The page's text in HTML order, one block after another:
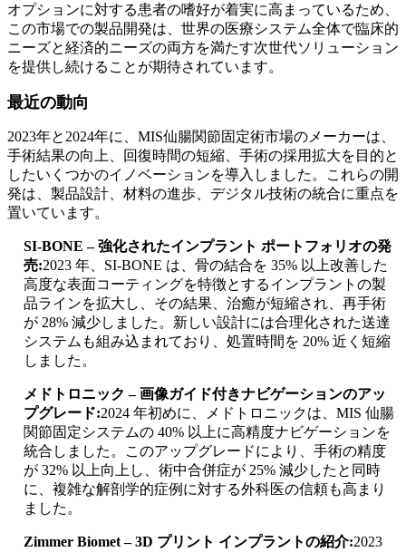
オプションに対する患者の嗜好が着実に高まっているため、
この市場での製品開発は、世界の医療システム全体で臨床的
ニーズと経済的ニーズの両方を満たす次世代ソリューション
を提供し続けることが期待されています。
最近の動向
2023年と2024年に、MIS仙腸関節固定術市場のメーカーは、
手術結果の向上、回復時間の短縮、手術の採用拡大を目的と
したいくつかのイノベーションを導入しました。これらの開
発は、製品設計、材料の進歩、デジタル技術の統合に重点を
置いています。
SI-BONE – 強化されたインプラント ポートフォリオの発
売:2023 年、SI-BONE は、骨の結合を 35% 以上改善した
高度な表面コーティングを特徴とするインプラントの製
品ラインを拡大し、その結果、治癒が短縮され、再手術
が 28% 減少しました。新しい設計には合理化された送達
システムも組み込まれており、処置時間を 20% 近く短縮
しました。
メドトロニック – 画像ガイド付きナビゲーションのアッ
プグレード:2024 年初めに、メドトロニックは、MIS 仙腸
関節固定システムの 40% 以上に高精度ナビゲーションを
統合しました。このアップグレードにより、手術の精度
が 32% 以上向上し、術中合併症が 25% 減少したと同時
に、複雑な解剖学的症例に対する外科医の信頼も高まり
ました。
Zimmer Biomet – 3D プリント インプラントの紹介:2023